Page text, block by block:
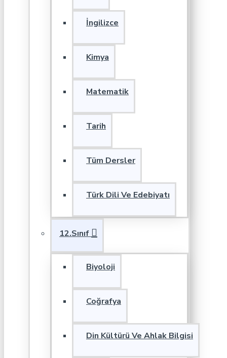
İngilizce
Kimya
Matematik
Tarih
Tüm Dersler
Türk Dili Ve Edebiyatı
12.Sınıf
Biyoloji
Coğrafya
Din Kültürü Ve Ahlak Bilgisi